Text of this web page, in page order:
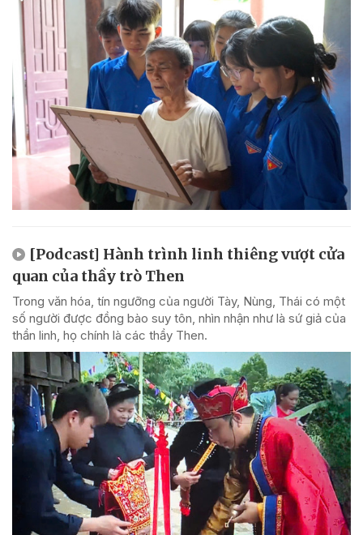
[Podcast] Hành trình linh thiêng vượt cửa
quan của thầy trò Then
Trong văn hóa, tín ngưỡng của người Tày, Nùng, Thái có một
số người được đồng bào suy tôn, nhìn nhận như là sứ giả của
thần linh, họ chính là các thầy Then.